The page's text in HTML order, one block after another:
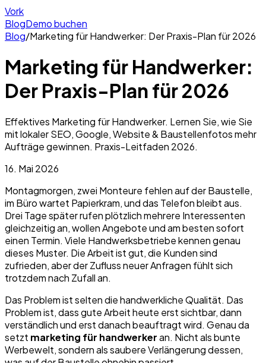
Vork
BlogDemo buchen
Blog/Marketing für Handwerker: Der Praxis-Plan für 2026
Marketing für Handwerker:
Der Praxis-Plan für 2026
Effektives Marketing für Handwerker. Lernen Sie, wie Sie
mit lokaler SEO, Google, Website & Baustellenfotos mehr
Aufträge gewinnen. Praxis-Leitfaden 2026.
16. Mai 2026
Montagmorgen, zwei Monteure fehlen auf der Baustelle,
im Büro wartet Papierkram, und das Telefon bleibt aus.
Drei Tage später rufen plötzlich mehrere Interessenten
gleichzeitig an, wollen Angebote und am besten sofort
einen Termin. Viele Handwerksbetriebe kennen genau
dieses Muster. Die Arbeit ist gut, die Kunden sind
zufrieden, aber der Zufluss neuer Anfragen fühlt sich
trotzdem nach Zufall an.
Das Problem ist selten die handwerkliche Qualität. Das
Problem ist, dass gute Arbeit heute erst sichtbar, dann
verständlich und erst danach beauftragt wird. Genau da
setzt marketing für handwerkeran. Nicht als bunte
Werbewelt, sondern als saubere Verlängerung dessen,